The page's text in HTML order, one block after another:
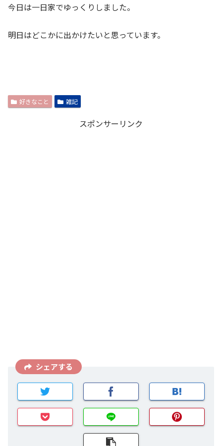
今日は一日家でゆっくりしました。
明日はどこかに出かけたいと思っています。
好きなこと 雑記
スポンサーリンク
シェアする